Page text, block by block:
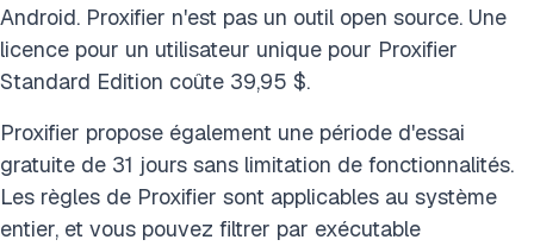
Android. Proxifier n'est pas un outil open source. Une
licence pour un utilisateur unique pour Proxifier
Standard Edition coûte 39,95 $.
Proxifier propose également une période d'essai
gratuite de 31 jours sans limitation de fonctionnalités.
Les règles de Proxifier sont applicables au système
entier, et vous pouvez filtrer par exécutable